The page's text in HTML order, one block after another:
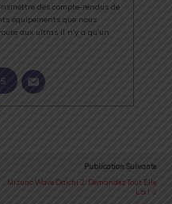
des compte-rendus de
équipements que nous
aux ultras il n'y a qu'un
Publication Suivante
Mizuno Wave Daichi 2 : Demandez Tout, Elle
L'a !